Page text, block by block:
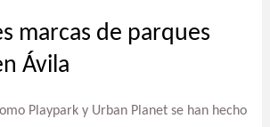
marcas de parques
Ávila
Playpark y Urban Planet se han hecho